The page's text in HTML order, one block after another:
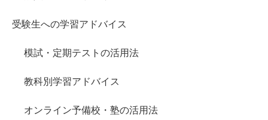
受験生への学習アドバイス
模試・定期テストの活用法
教科別学習アドバイス
オンライン予備校・塾の活用法